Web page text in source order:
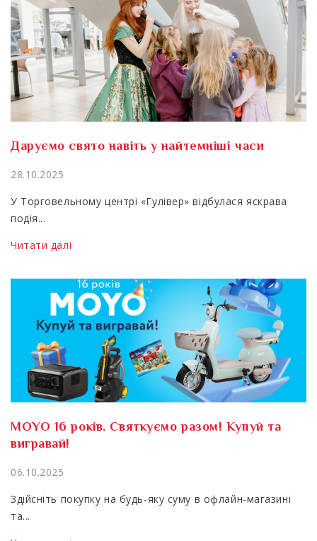
Даруємо свято навіть у найтемніші часи
28.10.2025
У Торговельному центрі «Гулівер» відбулася яскрава
подія...
Читати далі
MOYO 16 років. Святкуємо разом! Купуй та
вигравай!
06.10.2025
Здійсніть покупку на будь-яку суму в офлайн-магазині
та...